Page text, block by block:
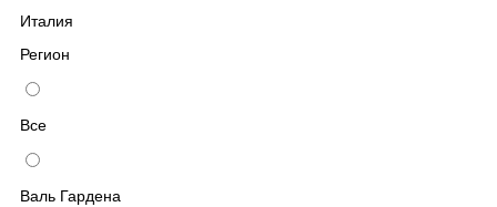
Италия
Регион
Все
Валь Гардена